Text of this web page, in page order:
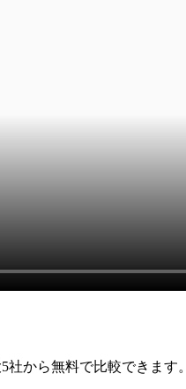
から無料で比較できます。